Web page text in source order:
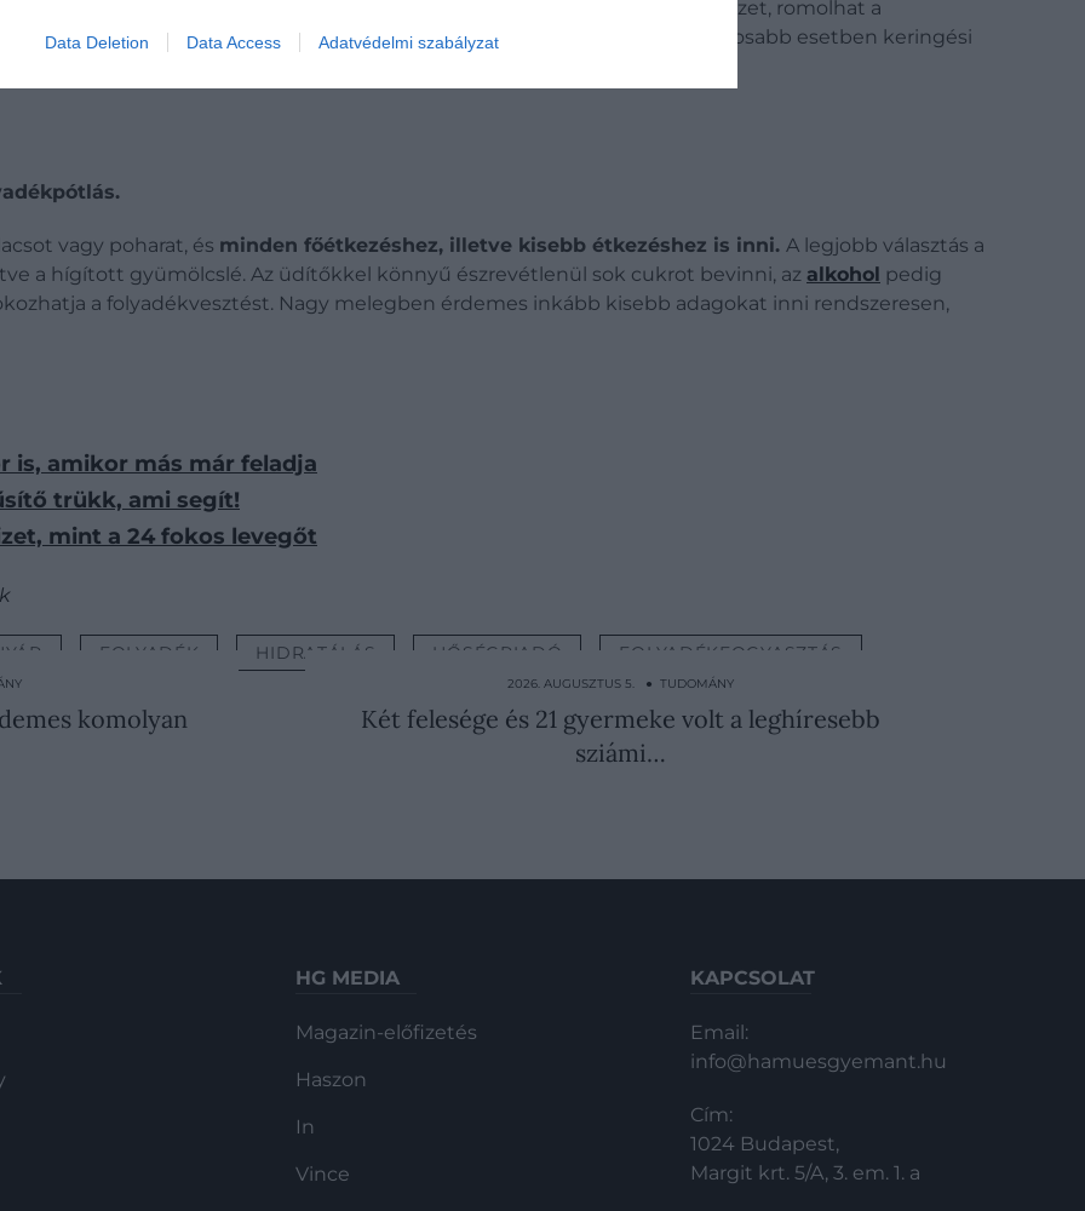
Data Deletion Data Access Adatvédelmi szabályzat
kockázatot jelent.
Az életkor előrehaladtával csökkenhet a szomjúságérzet, romolhat a
lehetnek. Egy hőhullám alatt ez gyorsan zavartsághoz, ájuláshoz, súlyosabb esetben keringési
vezethet.
vagy poharat, és minden főétkezéshez, illetve kisebb étkezéshez is inni. A legjobb választás a
a hígított gyümölcslé. Az üdítőkkel könnyű észrevétlenül sok cukrot bevinni, az alkohol pedig
a folyadékvesztést. Nagy melegben érdemes inkább kisebb adagokat inni rendszeresen,
is, amikor más már feladja
trükk, ami segít!
mint a 24 fokos levegőt
FOLYADÉK HIDRATÁLÁS HŐSÉGRIADÓ FOLYADÉKFOGYASZTÁS
komolyan
2026. AUGUSZTUS 5. ● TUDOMÁNY
Két felesége és 21 gyermeke volt a leghíresebb
sziámi…
HG MEDIA
Magazin-előfizetés
Haszon
In
Vince
KAPCSOLAT
Email:
info@hamuesgyemant.hu
Cím:
1024 Budapest,
Margit krt. 5/A, 3. em. 1. a